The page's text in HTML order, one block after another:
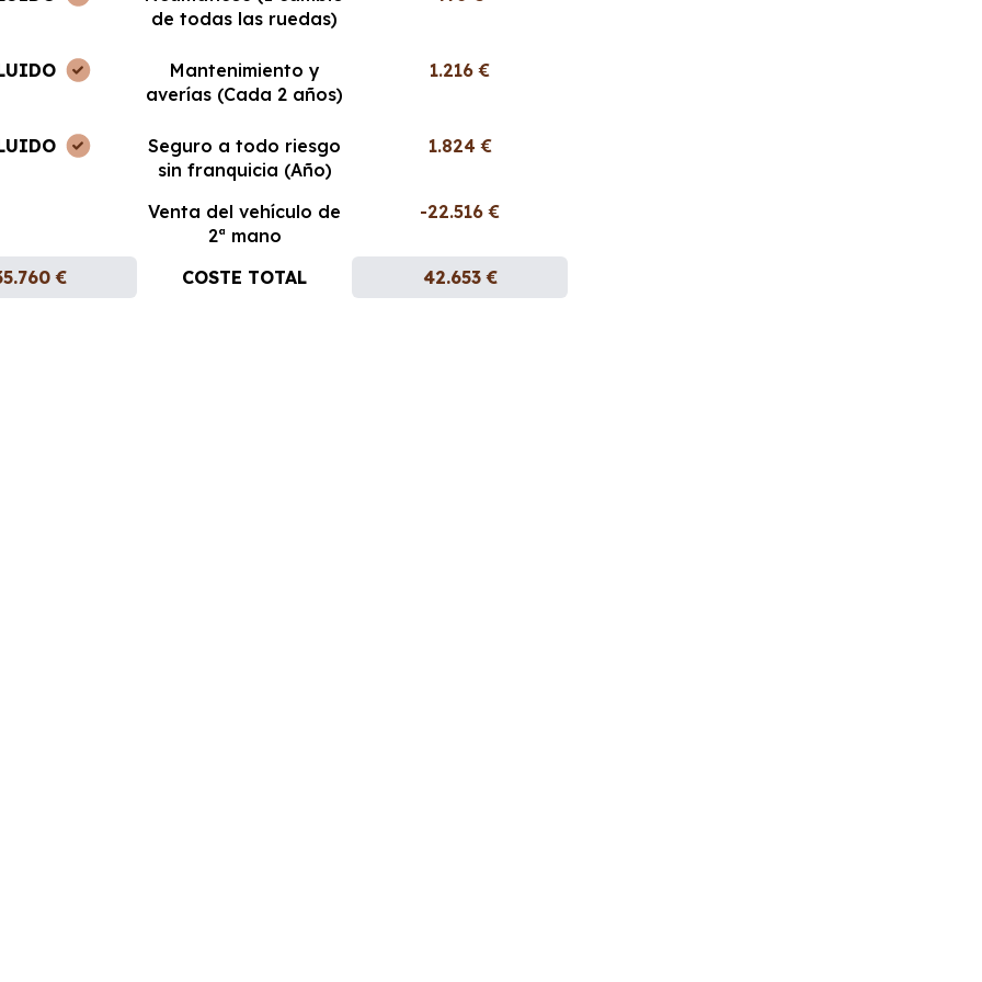
de todas las ruedas)
Mantenimiento y
averías (Cada 2 años)
1.216 €
Seguro a todo riesgo
sin franquicia (Año)
1.824 €
Venta del vehículo de
2ª mano
-22.516 €
€ COSTE TOTAL 42.653 €